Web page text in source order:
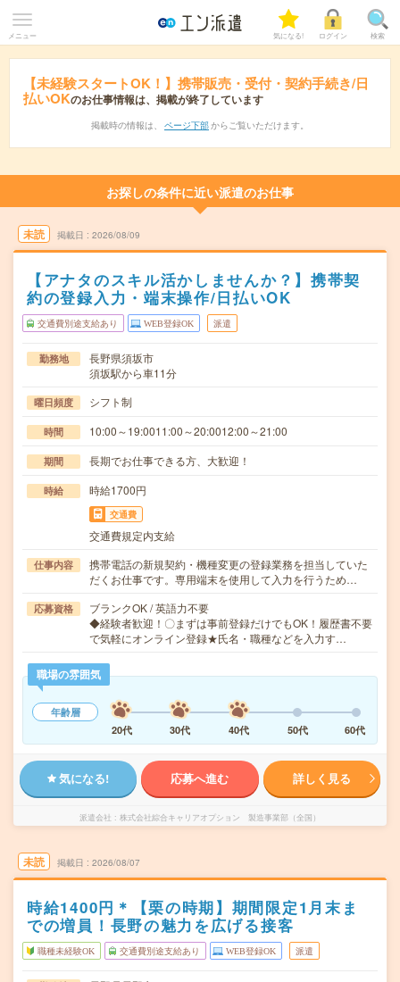
メニュー 気になる! ログイン 検索
【未経験スタートOK！】携帯販売・受付・契約手続き/日
払いOKのお仕事情報は、掲載が終了しています
掲載時の情報は、 ページ下部 からご覧いただけます。
お探しの条件に近い派遣のお仕事
未読 掲載日 2026/08/09
【アナタのスキル活かしませんか？】携帯契
約の登録入力・端末操作/日払いOK
交通費別途支給あり WEB登録OK 派遣
勤務地
長野県須坂市
須坂駅から車11分
曜日頻度 シフト制
時間 10:00～19:0011:00～20:0012:00～21:00
期間 長期でお仕事できる方、大歓迎！
時給 時給1700円
交通費
交通費規定内支給
仕事内容
携帯電話の新規契約・機種変更の登録業務を担当していた
だくお仕事です。専用端末を使用して入力を行うため…
応募資格
ブランクOK / 英語力不要
◆経験者歓迎！〇まずは事前登録だけでもOK！履歴書不要
で気軽にオンライン登録★氏名・職種などを入力す…
職場の雰囲気
年齢層
20代
30代 40代 50代 60代
気になる! 応募へ進む 詳しく見る
派遣会社 株式会社綜合キャリアオプション 製造事業部（全国）
未読 掲載日 2026/08/07
時給1400円＊【栗の時期】期間限定1月末ま
での増員！長野の魅力を広げる接客
職種未経験OK 交通費別途支給あり WEB登録OK 派遣